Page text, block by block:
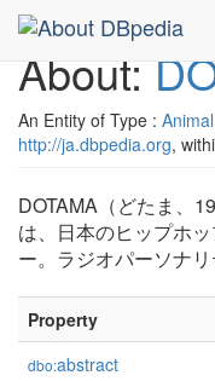
About:
An Entity of Type : Animal
http://ja.dbpedia.org,
DOTAMA（どたま、
は、日本のヒップホ
ー。ラジオパーソナリ
Property
dbo:abstract